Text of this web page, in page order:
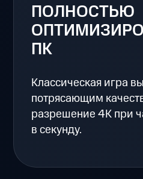
ПОЛНОСТЬЮ
ПК
Классическая игра
потрясающим
разрешение 4K при
в секунду.